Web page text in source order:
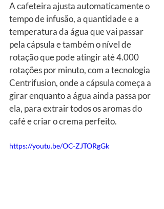
A cafeteira ajusta automaticamente o
tempo de infusão, a quantidade e a
temperatura da água que vai passar
pela cápsula e também o nível de
rotação que pode atingir até 4.000
rotações por minuto, com a tecnologia
Centrifusion, onde a cápsula começa a
girar enquanto a água ainda passa por
ela, para extrair todos os aromas do
café e criar o crema perfeito.
https://youtu.be/OC-ZJTORgGk